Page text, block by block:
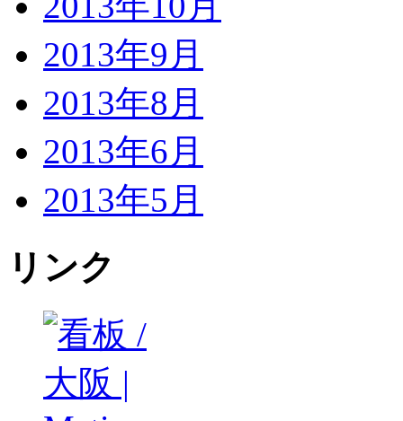
2013年9月
2013年8月
2013年6月
2013年5月
リンク